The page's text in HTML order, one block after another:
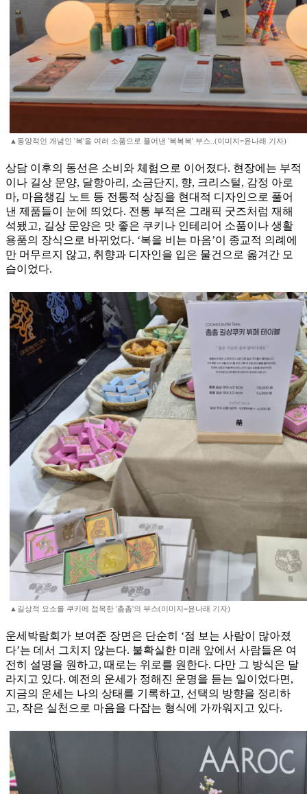
▲동양적인 개념인 '복'을 여러 소품으로 풀어낸 '복복복' 부스..(이미지=윤나래 기자)
상담 이후의 동선은 소비와 체험으로 이어졌다. 현장에는 부적
이나 길상 문양, 달항아리, 소금단지, 향, 크리스털, 감정 아로
마, 마음챙김 노트 등 전통적 상징을 현대적 디자인으로 풀어
낸 제품들이 눈에 띄었다. 전통 부적은 그래픽 굿즈처럼 재해
석됐고, 길상 문양은 맛 좋은 쿠키나 인테리어 소품이나 생활
용품의 장식으로 바뀌었다. ‘복을 비는 마음’이 종교적 의례에
만 머무르지 않고, 취향과 디자인을 입은 물건으로 옮겨간 모
습이었다.
▲길상적 요소를 쿠키에 접목한 '촘촘'의 부스(이미지=윤나래 기자)
운세박람회가 보여준 장면은 단순히 ‘점 보는 사람이 많아졌
다’는 데서 그치지 않는다. 불확실한 미래 앞에서 사람들은 여
전히 설명을 원하고, 때로는 위로를 원한다. 다만 그 방식은 달
라지고 있다. 예전의 운세가 정해진 운명을 듣는 일이었다면,
지금의 운세는 나의 상태를 기록하고, 선택의 방향을 정리하
고, 작은 실천으로 마음을 다잡는 형식에 가까워지고 있다.